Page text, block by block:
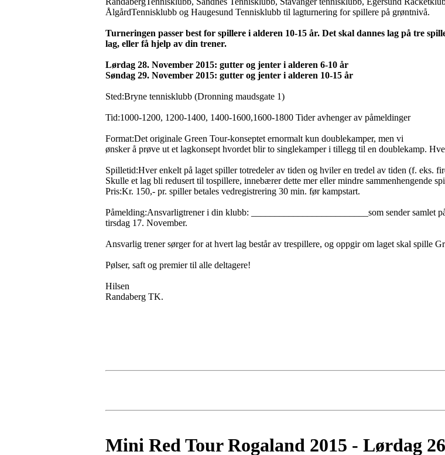
ÅlgårdTennisklubb og Haugesund Tennisklubb til lagturnering for spillere på grøntnivå.
Turneringen passer best for spillere i alderen 10-15 år. Det skal dannes lag på tre
lag, eller få hjelp av din trener.
Lørdag 28. November 2015: gutter og jenter i alderen 6-10 år
Søndag 29. November 2015: gutter og jenter i alderen 10-15 år
Sted:Bryne tennisklubb (Dronning maudsgate 1)
Tid:1000-1200, 1200-1400, 1400-1600,1600-1800 Tider avhenger av påmeldinger
Format:Det originale Green Tour-konseptet ernormalt kun doublekamper, men vi
ønsker å prøve ut et lagkonsept hvordet blir to singlekamper i tillegg til en doublekamp.
Spilletid:Hver enkelt på laget spiller totredeler av tiden og hviler en tredel av tiden (f. eks.
Skulle et lag bli redusert til tospillere, innebærer dette mer eller mindre sammenhengende
Pris:Kr. 150,- pr. spiller betales vedregistrering 30 min. før kampstart.
Påmelding:Ansvarligtrener i din klubb: _________________________som sender samlet
tirsdag 17. November.
Ansvarlig trener sørger for at hvert lag består av trespillere, og oppgir om laget skal spille
Pølser, saft og premier til alle deltagere!
Hilsen
Randaberg TK.
Mini Red Tour Rogaland 2015 - Lørdag